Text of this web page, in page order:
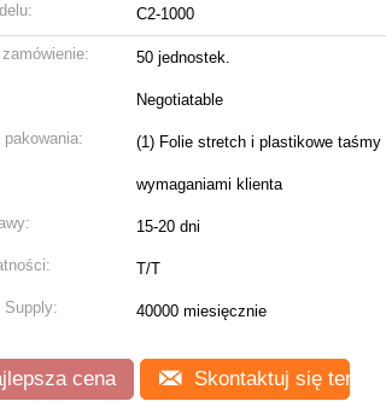
C2-1000
50 jednostek.
Negotiatable
pakowania: (1) Folie stretch i plastikowe taśmy
wymaganiami klienta
15-20 dni
T/T
Supply: 40000 miesięcznie
cena Skontaktuj się teraz